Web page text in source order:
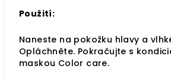
Použití:
Naneste na pokožku hlavy a
Opláchněte. Pokračujte s
maskou Color care.